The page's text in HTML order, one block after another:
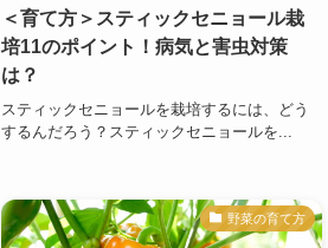
＜育て方＞スティックセニョール栽
培11のポイント！病気と害虫対策
は？
スティックセニョールを栽培するには、どう
するんだろう？スティックセニョールを...
野菜の育て方